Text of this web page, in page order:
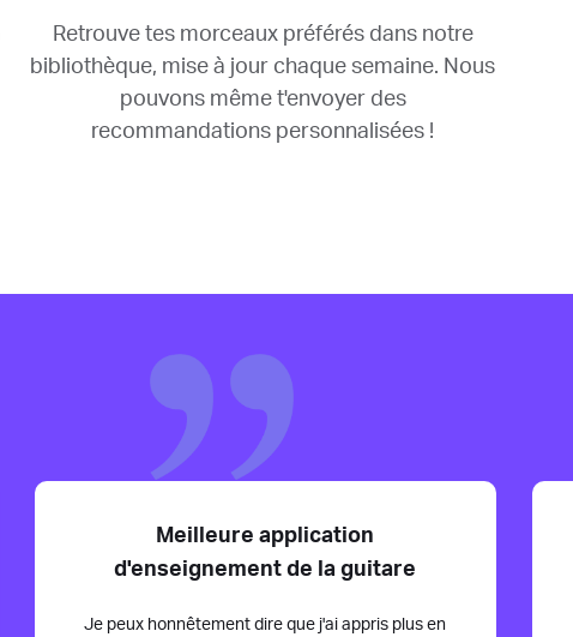
Retrouve tes morceaux préférés dans notre
bibliothèque, mise à jour chaque semaine. Nous
pouvons même t'envoyer des
recommandations personnalisées !
Meilleure application
d'enseignement de la guitare
Je peux honnêtement dire que j'ai appris plus en